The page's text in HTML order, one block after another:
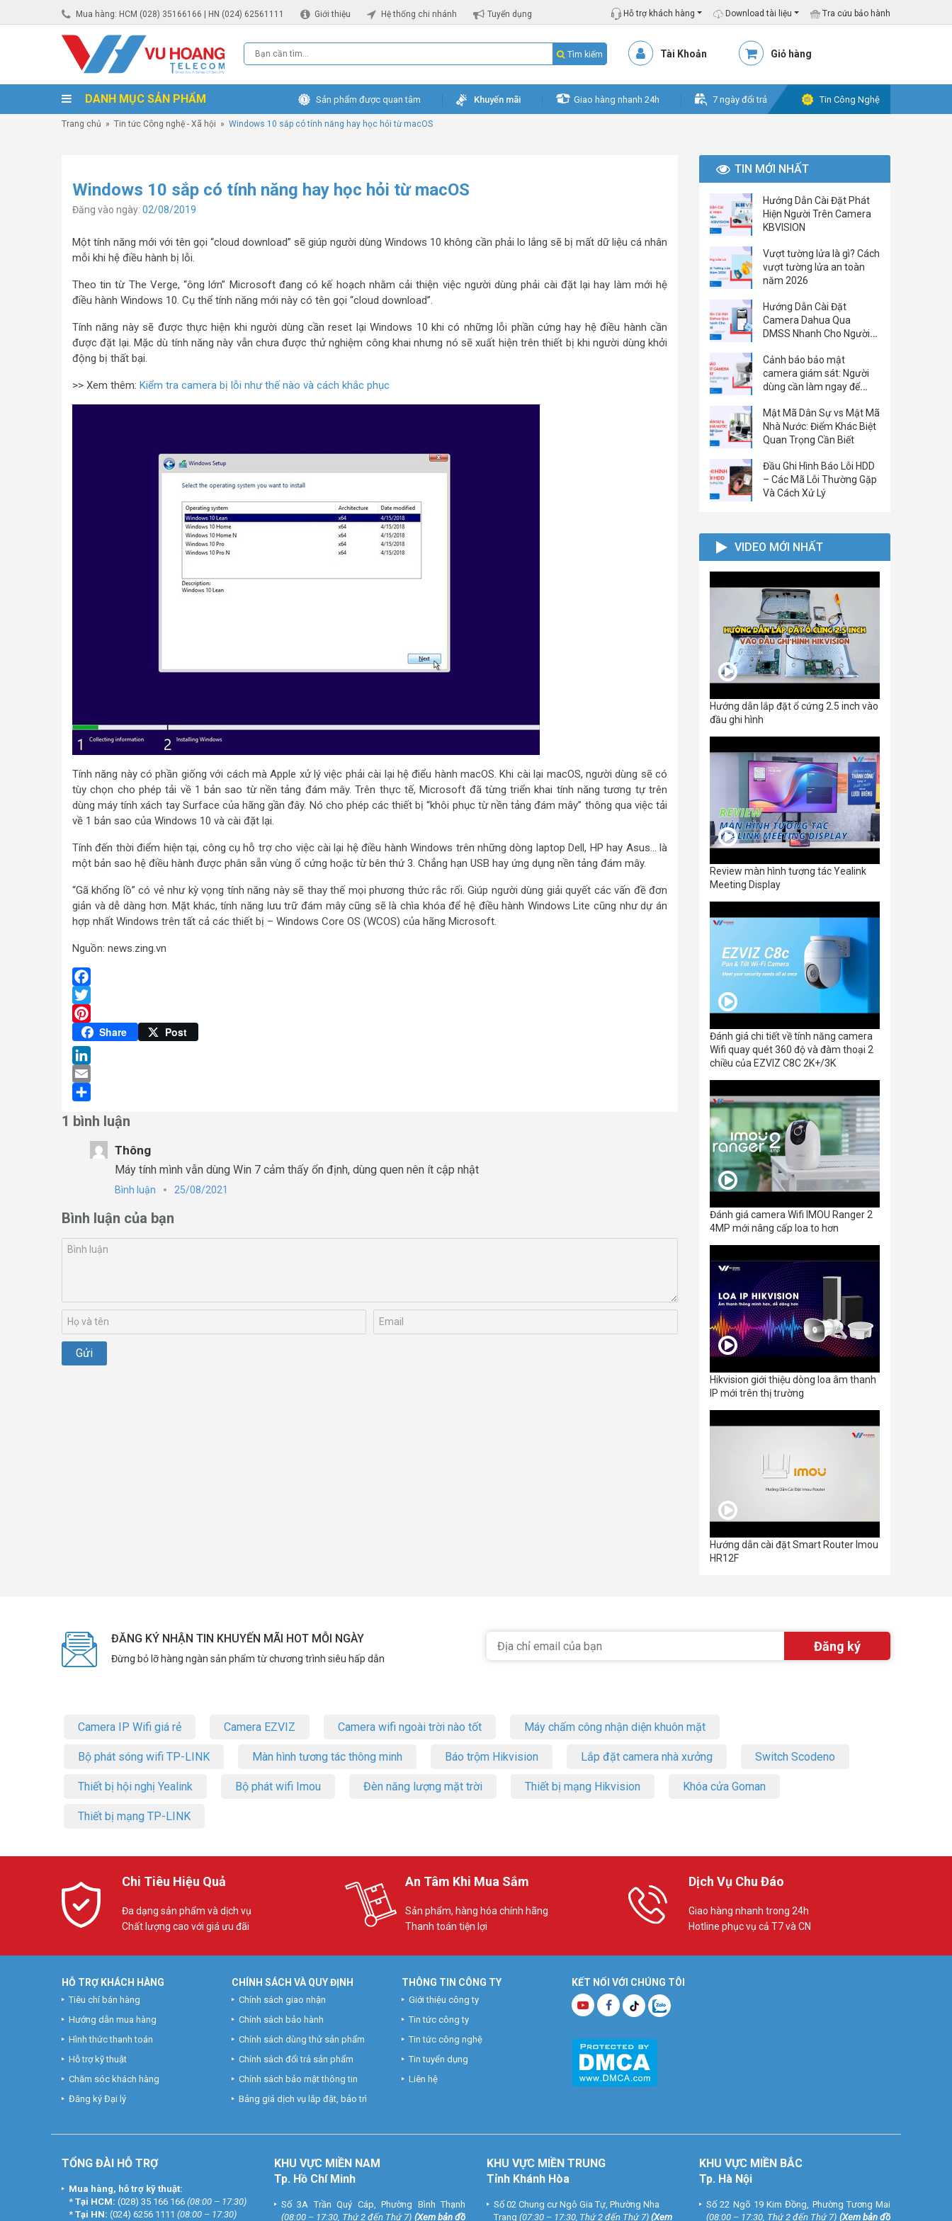
Mua hàng: HCM (028) 35166166 | HN (024) 62561111 Giới thiệu Hệ thống chi nhánh Tuyển dụng Hỗ trợ khách hàng Download tài liệu Tra cứu bảo hành
Tìm kiếm Tài Khoản Giỏ hàng
DANH MỤC SẢN PHẨM Sản phẩm được quan tâm Khuyến mãi Giao hàng nhanh 24h 7 ngày đổi trả Tin Công Nghệ
Trang chủ » Tin tức Công nghệ - Xã hội » Windows 10 sắp có tính năng hay học hỏi từ macOS
Windows 10 sắp có tính năng hay học hỏi từ macOS
Đăng vào ngày: 02/08/2019
Một tính năng mới với tên gọi “cloud download” sẽ giúp người dùng Windows 10 không cần phải lo lắng sẽ bị mất dữ liệu cá nhân
mỗi khi hệ điều hành bị lỗi.
Theo tin từ The Verge, “ông lớn” Microsoft đang có kế hoạch nhằm cải thiện việc người dùng phải cài đặt lại hay làm mới hệ
điều hành Windows 10. Cụ thể tính năng mới này có tên gọi “cloud download”.
Tính năng này sẽ được thực hiện khi người dùng cần reset lại Windows 10 khi có những lỗi phần cứng hay hệ điều hành cần
được đặt lại. Mặc dù tính năng này vẫn chưa được thử nghiệm công khai nhưng nó sẽ xuất hiện trên thiết bị khi người dùng khởi
động bị thất bại.
>> Xem thêm: Kiểm tra camera bị lỗi như thế nào và cách khắc phục
Tính năng này có phần giống với cách mà Apple xử lý việc phải cài lại hệ điểu hành macOS. Khi cài lại macOS, người dùng sẽ có
tùy chọn cho phép tải về 1 bản sao từ nền tảng đám mây. Trên thực tế, Microsoft đã từng triển khai tính năng tương tự trên
dùng máy tính xách tay Surface của hãng gần đây. Nó cho phép các thiết bị “khôi phục từ nền tảng đám mây” thông qua việc tải
về 1 bản sao của Windows 10 và cài đặt lại.
Tính đến thời điểm hiện tại, công cụ hỗ trợ cho việc cài lại hệ điều hành Windows trên những dòng laptop Dell, HP hay Asus… là
một bản sao hệ điều hành được phân sẵn vùng ổ cứng hoặc từ bên thứ 3. Chẳng hạn USB hay ứng dụng nền tảng đám mây.
“Gã khổng lồ” có vẻ như kỳ vọng tính năng này sẽ thay thế mọi phương thức rắc rối. Giúp người dùng giải quyết các vấn đề đơn
giản và dễ dàng hơn. Mặt khác, tính năng lưu trữ đám mây cũng sẽ là chìa khóa để hệ điều hành Windows Lite cũng như dự án
hợp nhất Windows trên tất cả các thiết bị – Windows Core OS (WCOS) của hãng Microsoft.
Nguồn: news.zing.vn
Facebook
Twitter
Pinterest
Share Post
LinkedIn
Email
1 bình luận
Thông
Máy tính mình vẫn dùng Win 7 cảm thấy ổn định, dùng quen nên ít cập nhật
Bình luận 25/08/2021
Bình luận của bạn
TIN MỚI NHẤT
Hướng Dẫn Cài Đặt Phát
Hiện Người Trên Camera
KBVISION
Vượt tường lửa là gì? Cách
vượt tường lửa an toàn
năm 2026
Hướng Dẫn Cài Đặt
Camera Dahua Qua
DMSS Nhanh Cho Người
Cảnh báo bảo mật
camera giám sát: Người
dùng cần làm ngay để
Mật Mã Dân Sự vs Mật Mã
Nhà Nước: Điểm Khác Biệt
Quan Trọng Cần Biết
Đầu Ghi Hình Báo Lỗi HDD
– Các Mã Lỗi Thường Gặp
Và Cách Xử Lý
VIDEO MỚI NHẤT
Hướng dẫn lắp đặt ổ cứng 2.5 inch vào
đầu ghi hình
Review màn hình tương tác Yealink
Meeting Display
Đánh giá chi tiết về tính năng camera
Wifi quay quét 360 độ và đàm thoại 2
chiều của EZVIZ C8C 2K+/3K
Đánh giá camera Wifi IMOU Ranger 2
4MP mới nâng cấp loa to hơn
Hikvision giới thiệu dòng loa âm thanh
IP mới trên thị trường
Hướng dẫn cài đặt Smart Router Imou
HR12F
ĐĂNG KÝ NHẬN TIN KHUYẾN MÃI HOT MỖI NGÀY
Đừng bỏ lỡ hàng ngàn sản phẩm từ chương trình siêu hấp dẫn
Camera IP Wifi giá rẻ Camera EZVIZ Camera wifi ngoài trời nào tốt Máy chấm công nhận diện khuôn mặt
Bộ phát sóng wifi TP-LINK Màn hình tương tác thông minh Báo trộm Hikvision Lắp đặt camera nhà xưởng Switch Scodeno
Thiết bị hội nghị Yealink Bộ phát wifi Imou Đèn năng lượng mặt trời Thiết bị mạng Hikvision Khóa cửa Goman
Thiết bị mạng TP-LINK
Chi Tiêu Hiệu Quả
Đa dạng sản phẩm và dịch vụ
Chất lượng cao với giá ưu đãi
An Tâm Khi Mua Sắm
Sản phẩm, hàng hóa chính hãng
Thanh toán tiện lợi
Dịch Vụ Chu Đáo
Giao hàng nhanh trong 24h
Hotline phục vụ cả T7 và CN
KẾT NỐI VỚI CHÚNG TÔI
HỖ TRỢ KHÁCH HÀNG
Tiêu chí bán hàng
Hướng dẫn mua hàng
Hình thức thanh toán
Hỗ trợ kỹ thuật
Chăm sóc khách hàng
Đăng ký Đại lý
CHÍNH SÁCH VÀ QUY ĐỊNH
Chính sách giao nhận
Chính sách bảo hành
Chính sách dùng thử sản phẩm
Chính sách đổi trả sản phẩm
Chính sách bảo mật thông tin
Bảng giá dịch vụ lắp đặt, bảo trì
THÔNG TIN CÔNG TY
Giới thiệu công ty
Tin tức công ty
Tin tức công nghệ
Tin tuyển dụng
Liên hệ
TỔNG ĐÀI HỖ TRỢ
Mua hàng, hỗ trợ kỹ thuật:
* Tại HCM: (028) 35 166 166 (08:00 – 17:30)
* Tại HN: (024) 6256 1111 (08:00 – 17:30)
KHU VỰC MIỀN NAM
Tp. Hồ Chí Minh
Số 3A Trần Quý Cáp, Phường Bình Thạnh
(08:00 – 17:30, Thứ 2 đến Thứ 7) (Xem bản đồ
KHU VỰC MIỀN TRUNG
Tỉnh Khánh Hòa
Số 02 Chung cư Ngô Gia Tự, Phường Nha
Trang (07:30 – 17:30, Thứ 2 đến Thứ 7) (Xem
KHU VỰC MIỀN BẮC
Tp. Hà Nội
Số 22 Ngõ 19 Kim Đồng, Phường Tương Mai
(08:00 – 17:30, Thứ 2 đến Thứ 7) (Xem bản đồ